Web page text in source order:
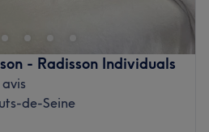
- Radisson Individuals
de-Seine